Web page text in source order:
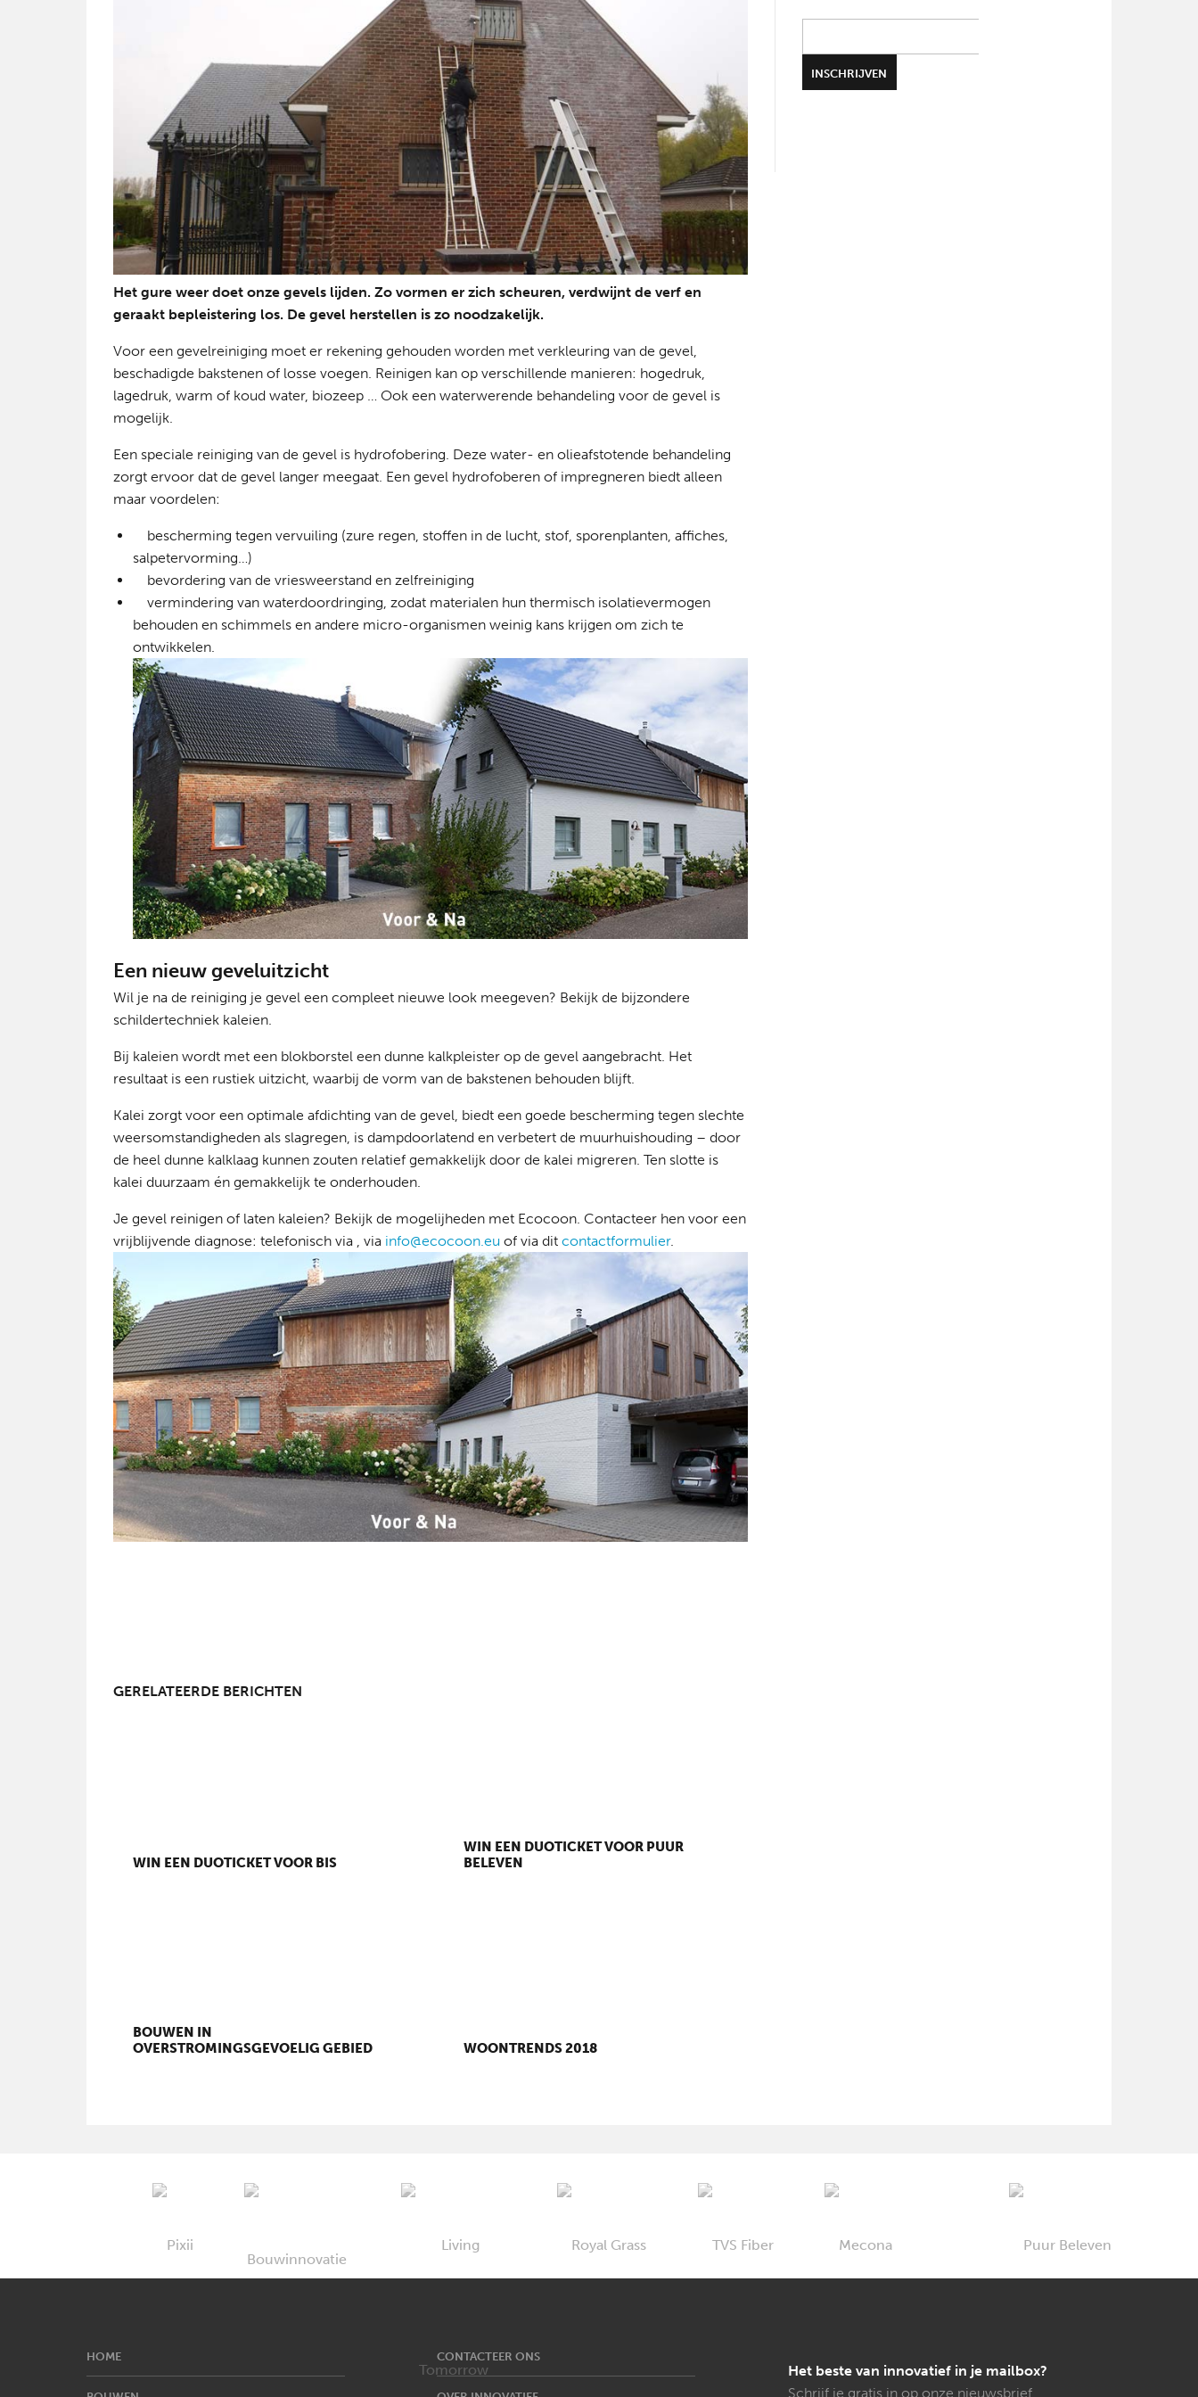
Het gure weer doet onze gevels lijden. Zo vormen er zich scheuren, verdwijnt de verf en
geraakt bepleistering los. De gevel herstellen is zo noodzakelijk.
Voor een gevelreiniging moet er rekening gehouden worden met verkleuring van de gevel,
beschadigde bakstenen of losse voegen. Reinigen kan op verschillende manieren: hogedruk,
lagedruk, warm of koud water, biozeep … Ook een waterwerende behandeling voor de gevel is
mogelijk.
Een speciale reiniging van de gevel is hydrofobering. Deze water- en olieafstotende behandeling
zorgt ervoor dat de gevel langer meegaat. Een gevel hydrofoberen of impregneren biedt alleen
maar voordelen:
bescherming tegen vervuiling (zure regen, stoffen in de lucht, stof, sporenplanten, affiches,
salpetervorming…)
bevordering van de vriesweerstand en zelfreiniging
vermindering van waterdoordringing, zodat materialen hun thermisch isolatievermogen
behouden en schimmels en andere micro-organismen weinig kans krijgen om zich te
ontwikkelen.
Een nieuw geveluitzicht
Wil je na de reiniging je gevel een compleet nieuwe look meegeven? Bekijk de bijzondere
schildertechniek kaleien.
Bij kaleien wordt met een blokborstel een dunne kalkpleister op de gevel aangebracht. Het
resultaat is een rustiek uitzicht, waarbij de vorm van de bakstenen behouden blijft.
Kalei zorgt voor een optimale afdichting van de gevel, biedt een goede bescherming tegen slechte
weersomstandigheden als slagregen, is dampdoorlatend en verbetert de muurhuishouding – door
de heel dunne kalklaag kunnen zouten relatief gemakkelijk door de kalei migreren. Ten slotte is
kalei duurzaam én gemakkelijk te onderhouden.
Je gevel reinigen of laten kaleien? Bekijk de mogelijheden met Ecocoon. Contacteer hen voor een
vrijblijvende diagnose: telefonisch via , via info@ecocoon.eu of via dit contactformulier.
GERELATEERDE BERICHTEN
WIN EEN DUOTICKET VOOR BIS
WIN EEN DUOTICKET VOOR PUUR
BELEVEN
BOUWEN IN
OVERSTROMINGSGEVOELIG GEBIED
WOONTRENDS 2018
HOME CONTACTEER ONS
Het beste van innovatief in je mailbox?
Schrijf je gratis in op onze nieuwsbrief.